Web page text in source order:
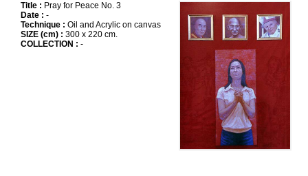
Title : Pray for Peace No. 3
Date : -
Technique : Oil and Acrylic on canvas
SIZE (cm) : 300 x 220 cm.
COLLECTION : -